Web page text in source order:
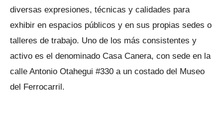
diversas expresiones, técnicas y calidades para
exhibir en espacios públicos y en sus propias sedes o
talleres de trabajo. Uno de los más consistentes y
activo es el denominado Casa Canera, con sede en la
calle Antonio Otahegui #330 a un costado del Museo
del Ferrocarril.